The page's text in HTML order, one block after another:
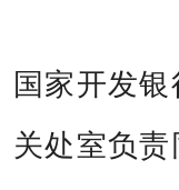
国家开发
关处室负